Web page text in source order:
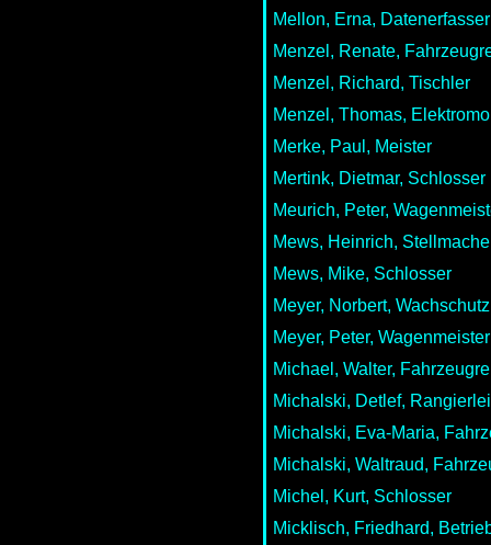
Mellon, Erna, Datenerfasser
Menzel, Renate,
Menzel, Richard, Tischler
Menzel, Thomas,
Merke, Paul, Meister
Mertink, Dietmar, Schlosser
Meurich, Peter,
Mews, Heinrich,
Mews, Mike, Schlosser
Meyer, Norbert, Wachschutz
Meyer, Peter, Wagenmeister
Michael, Walter,
Michalski, Detlef,
Michalski, Eva-Maria,
Michalski, Waltraud,
Michel, Kurt, Schlosser
Micklisch, Friedhard,